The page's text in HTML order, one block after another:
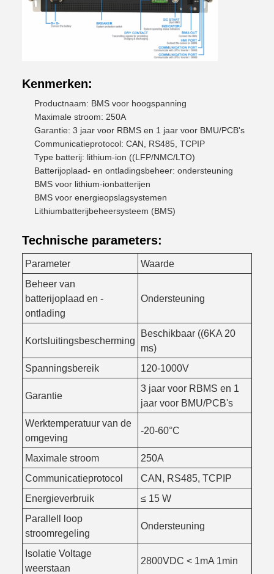
Kenmerken:
Productnaam: BMS voor hoogspanning
Maximale stroom: 250A
Garantie: 3 jaar voor RBMS en 1 jaar voor BMU/PCB's
Communicatieprotocol: CAN, RS485, TCPIP
Type batterij: lithium-ion ((LFP/NMC/LTO)
Batterijoplaad- en ontladingsbeheer: ondersteuning
BMS voor lithium-ionbatterijen
BMS voor energieopslagsystemen
Lithiumbatterijbeheersysteem (BMS)
Technische parameters:
Parameter
Waarde
Beheer van
batterijoplaad en -
ontlading
Ondersteuning
Kortsluitingsbescherming
Beschikbaar ((6KA 20
ms)
Spanningsbereik
120-1000V
Garantie
3 jaar voor RBMS en 1
jaar voor BMU/PCB's
Werktemperatuur van de
omgeving
-20-60°C
Maximale stroom
250A
Communicatieprotocol
CAN, RS485, TCPIP
Energieverbruik
≤ 15 W
Parallell loop
stroomregeling
Ondersteuning
Isolatie Voltage
weerstaan
2800VDC < 1mA 1min